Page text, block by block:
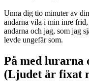
Unna dig tio minuter av
andarna vila i min inre
andarna och jag, som jag
levde ungefär som.
På med lurarna
(Ljudet är fixat